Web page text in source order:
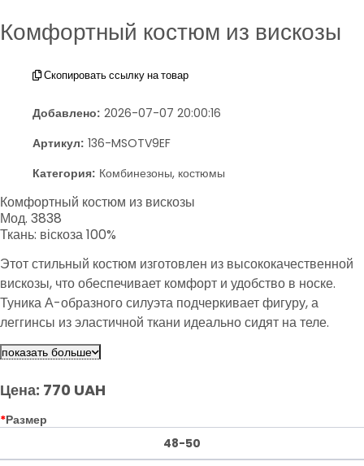
Комфортный костюм из вискозы
Скопировать ссылку на товар
Добавлено: 2026-07-07 20:00:16
Артикул: 136-MSOTV9EF
Категория: Комбинезоны, костюмы
Комфортный костюм из вискозы
Мод. 3838
Ткань: віскоза 100%
Этот стильный костюм изготовлен из высококачественной
вискозы, что обеспечивает комфорт и удобство в носке.
Туника А-образного силуэта подчеркивает фигуру, а
леггинсы из эластичной ткани идеально сидят на теле.
Костюм подходит для повседневного использования, даря
уверенность и свободу движений.
показать больше
Цена: 770 UAH
*Размер
48-50